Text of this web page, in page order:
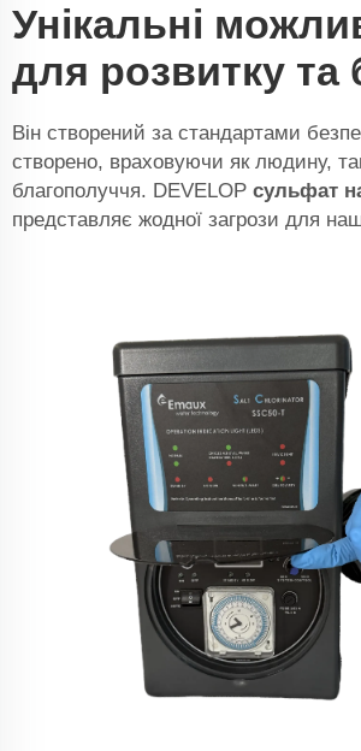
Унікальні
для розвитку та
Він створений за стандартами
створено, враховуючи як людину,
благополуччя. DEVELOP сульфат
представляє жодної загрози для